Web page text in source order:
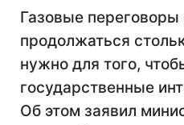
Газовые переговоры
продолжаться
нужно для того,
государственные
Об этом заявил